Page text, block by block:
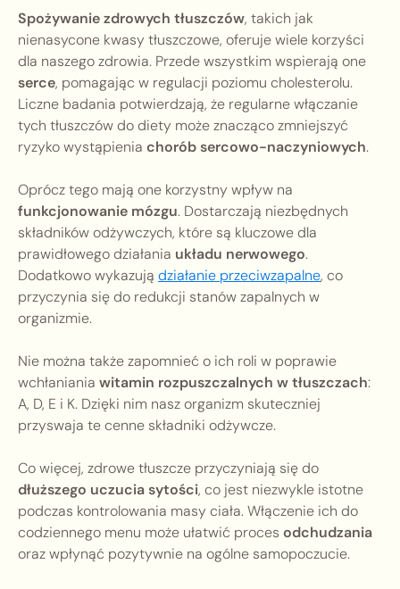
Spożywanie zdrowych tłuszczów, takich jak
nienasycone kwasy tłuszczowe, oferuje wiele korzyści
dla naszego zdrowia. Przede wszystkim wspierają one
serce, pomagając w regulacji poziomu cholesterolu.
Liczne badania potwierdzają, że regularne włączanie
tych tłuszczów do diety może znacząco zmniejszyć
ryzyko wystąpienia chorób sercowo-naczyniowych.
Oprócz tego mają one korzystny wpływ na
funkcjonowanie mózgu. Dostarczają niezbędnych
składników odżywczych, które są kluczowe dla
prawidłowego działania układu nerwowego.
Dodatkowo wykazują działanie przeciwzapalne, co
przyczynia się do redukcji stanów zapalnych w
organizmie.
Nie można także zapomnieć o ich roli w poprawie
wchłaniania witamin rozpuszczalnych w tłuszczach:
A, D, E i K. Dzięki nim nasz organizm skuteczniej
przyswaja te cenne składniki odżywcze.
Co więcej, zdrowe tłuszcze przyczyniają się do
dłuższego uczucia sytości, co jest niezwykle istotne
podczas kontrolowania masy ciała. Włączenie ich do
codziennego menu może ułatwić proces odchudzania
oraz wpłynąć pozytywnie na ogólne samopoczucie.